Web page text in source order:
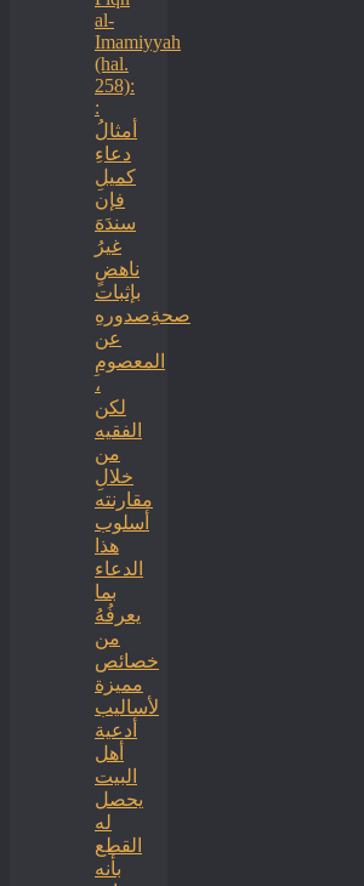
al-
Imamiyyah
(hal.
258):
:
أمثالُ
دعاءِ
كميلِ
فإن
سندَهَ
غيرُ
ناهضٍ
بإثبات
صحةِصدورهِ
عن
المعصومِ
،
لكن
الفقيه
من
خلالِ
مقارنته
أسلوب
هذا
الدعاء
بما
يعرفُهُ
من
خصائص
مميزة
لأساليب
أدعية
أهل
البيت
يحصل
له
القطع
بأنه